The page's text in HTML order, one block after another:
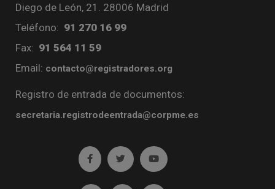
Diego de León, 21. 28006 Madrid
Teléfono: 91 270 16 99
Fax: 91 564 11 59
Email: contacto@registradores.org
Registro de entrada de documentos:
secretaria.registrodeentrada@corpme.es
Ir a facebook (abre en ventana nueva)
Ir a twitter (abre en ventana nueva)
Ir a YouTube (abre en